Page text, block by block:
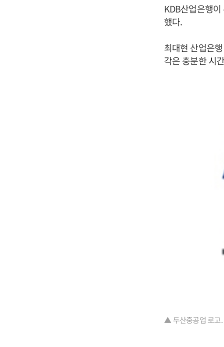
KDB산업은행
했다.
최대현 산업은
각은 충분한 시
▲ 두산중공업 로고.